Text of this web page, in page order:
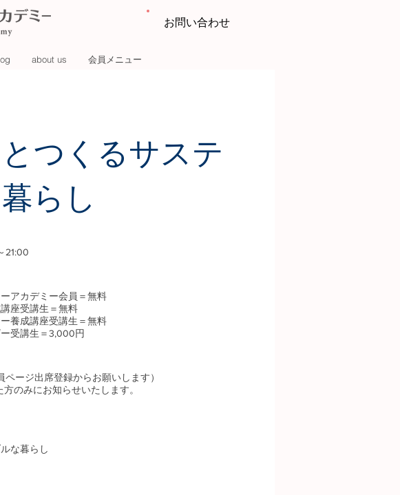
お問い合わせ
about us 会員メニュー
つくるサステ
らし
21:00
アカデミー会員＝無料
座受講生＝無料
養成講座受講生＝無料
受講生＝3,000円
ージ出席登録からお願いします）
のみにお知らせいたします。
な暮らし